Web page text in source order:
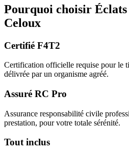
Pourquoi choisir
Celoux
Certifié F4T2
Certification officielle requise pour le
délivrée par un organisme agréé.
Assuré RC Pro
Assurance responsabilité civile
prestation, pour votre totale sérénité.
Tout inclus